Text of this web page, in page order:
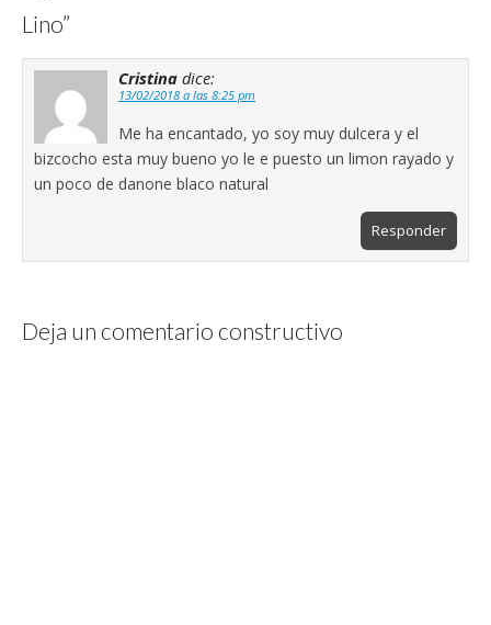
Lino”
Cristina dice:
13/02/2018 a las 8:25 pm
Me ha encantado, yo soy muy dulcera y el
bizcocho esta muy bueno yo le e puesto un limon rayado y
un poco de danone blaco natural
Responder
Deja un comentario constructivo